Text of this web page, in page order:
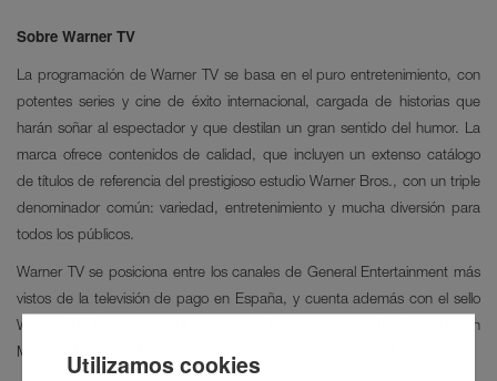
Utilizamos cookies
Sobre Warner TV
La programación de Warner TV se basa en el puro entretenimiento, con
potentes series y cine de éxito internacional, cargada de historias que
harán soñar al espectador y que destilan un gran sentido del humor. La
marca ofrece contenidos de calidad, que incluyen un extenso catálogo
de títulos de referencia del prestigioso estudio Warner Bros., con un triple
denominador común: variedad, entretenimiento y mucha diversión para
todos los públicos.
Warner TV se posiciona entre los canales de General Entertainment más
vistos de la televisión de pago en España, y cuenta además con el sello
Warner TV Now, su oferta de contenidos bajo demanda disponible en
Movistar Plus+, Vodafone TV, Orange TV, entre otros operadores.